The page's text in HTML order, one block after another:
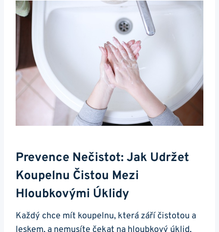
Prevence Nečistot: Jak Udržet
Koupelnu Čistou Mezi
Hloubkovými Úklidy
Každý chce mít koupelnu, která září čistotou a